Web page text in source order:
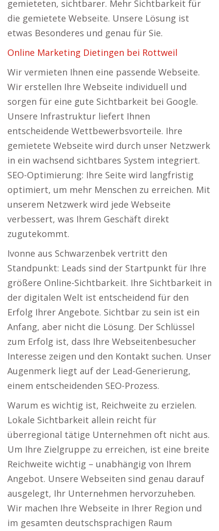
gemieteten, sichtbarer. Mehr Sichtbarkeit für
die gemietete Webseite. Unsere Lösung ist
etwas Besonderes und genau für Sie.
Online Marketing Dietingen bei Rottweil
Wir vermieten Ihnen eine passende Webseite.
Wir erstellen Ihre Webseite individuell und
sorgen für eine gute Sichtbarkeit bei Google.
Unsere Infrastruktur liefert Ihnen
entscheidende Wettbewerbsvorteile. Ihre
gemietete Webseite wird durch unser Netzwerk
in ein wachsend sichtbares System integriert.
SEO-Optimierung: Ihre Seite wird langfristig
optimiert, um mehr Menschen zu erreichen. Mit
unserem Netzwerk wird jede Webseite
verbessert, was Ihrem Geschäft direkt
zugutekommt.
Ivonne aus Schwarzenbek vertritt den
Standpunkt: Leads sind der Startpunkt für Ihre
größere Online-Sichtbarkeit. Ihre Sichtbarkeit in
der digitalen Welt ist entscheidend für den
Erfolg Ihrer Angebote. Sichtbar zu sein ist ein
Anfang, aber nicht die Lösung. Der Schlüssel
zum Erfolg ist, dass Ihre Webseitenbesucher
Interesse zeigen und den Kontakt suchen. Unser
Augenmerk liegt auf der Lead-Generierung,
einem entscheidenden SEO-Prozess.
Warum es wichtig ist, Reichweite zu erzielen.
Lokale Sichtbarkeit allein reicht für
überregional tätige Unternehmen oft nicht aus.
Um Ihre Zielgruppe zu erreichen, ist eine breite
Reichweite wichtig – unabhängig von Ihrem
Angebot. Unsere Webseiten sind genau darauf
ausgelegt, Ihr Unternehmen hervorzuheben.
Wir machen Ihre Webseite in Ihrer Region und
im gesamten deutschsprachigen Raum